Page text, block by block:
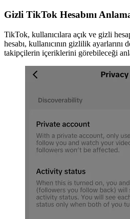
Gizli TikTok Hesabını
TikTok, kullanıcılara açık ve gizli
hesabı, kullanıcının gizlilik ayarlarını
takipçilerin içeriklerini görebileceği